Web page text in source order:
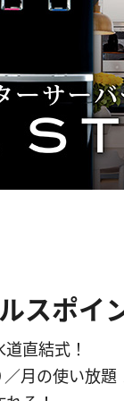
ルスポイ
直結式！
／月の使い放題